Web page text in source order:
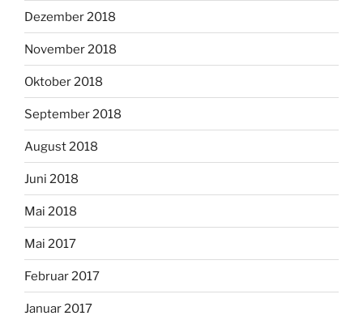
Dezember 2018
November 2018
Oktober 2018
September 2018
August 2018
Juni 2018
Mai 2018
Mai 2017
Februar 2017
Januar 2017